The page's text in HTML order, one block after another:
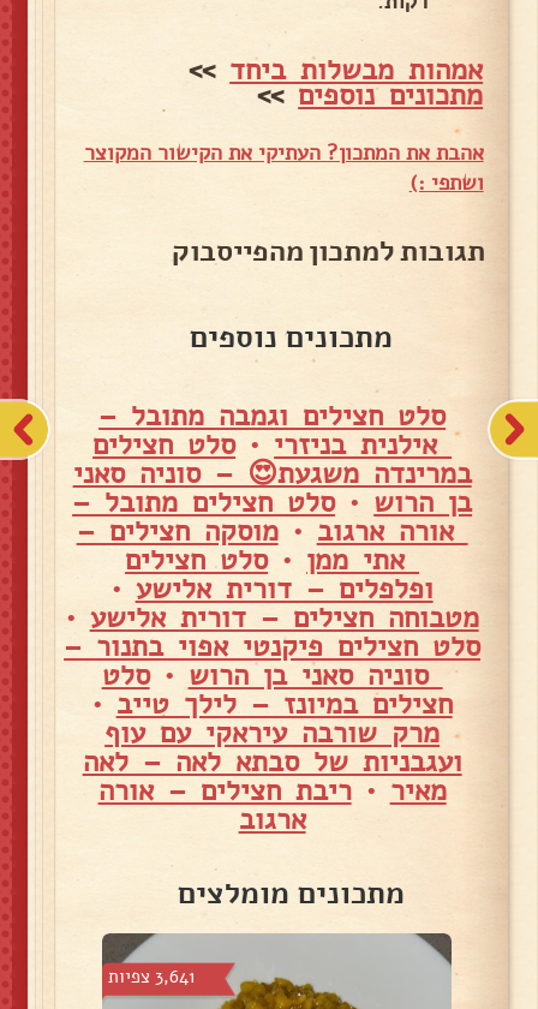
אמהות מבשלות ביחד >>
מתכונים נוספים>>
אהבת את המתכון? העתיקי את הקישור המקוצר
ושתפי :)
תגובות למתכון מהפייסבוק
מתכונים נוספים
סלט חצילים וגמבה מתובל –
אילנית בניזרי •סלט חצילים
במרינדה משגעת😍 – סוניה סאני
בן הרוש •סלט חצילים מתובל –
אורה ארגוב •מוסקה חצילים –
אתי ממן •סלט חצילים
ופלפלים – דורית אלישע •
מטבוחה חצילים – דורית אלישע •
סלט חצילים פיקנטי אפוי בתנור –
סוניה סאני בן הרוש •סלט
חצילים במיונז – לילך טייב •
מרק שורבה עיראקי עם עוף
ועגבניות של סבתא לאה – לאה
מאיר •ריבת חצילים – אורה
ארגוב
מתכונים מומלצים
3,641 צפיות